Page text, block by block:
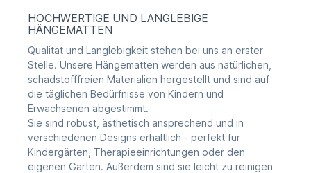
HOCHWERTIGE UND LANGLEBIGE
HÄNGEMATTEN
Qualität und Langlebigkeit stehen bei uns an erster
Stelle. Unsere Hängematten werden aus natürlichen,
schadstofffreien Materialien hergestellt und sind auf
die täglichen Bedürfnisse von Kindern und
Erwachsenen abgestimmt.
Sie sind robust, ästhetisch ansprechend und in
verschiedenen Designs erhältlich - perfekt für
Kindergärten, Therapieeinrichtungen oder den
eigenen Garten. Außerdem sind sie leicht zu reinigen